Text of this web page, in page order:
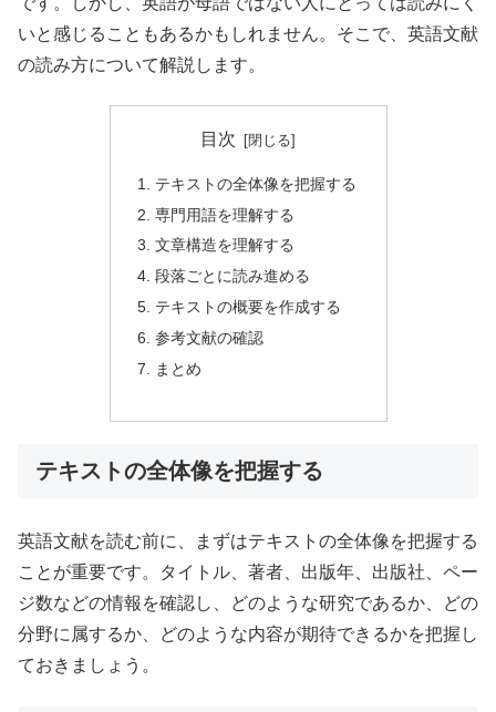
いと感じることもあるかもしれません。そこで、英語文献
の読み方について解説します。
目次
テキストの全体像を把握する
専門用語を理解する
文章構造を理解する
段落ごとに読み進める
テキストの概要を作成する
参考文献の確認
まとめ
テキストの全体像を把握する
英語文献を読む前に、まずはテキストの全体像を把握する
ことが重要です。タイトル、著者、出版年、出版社、ペー
ジ数などの情報を確認し、どのような研究であるか、どの
分野に属するか、どのような内容が期待できるかを把握し
ておきましょう。